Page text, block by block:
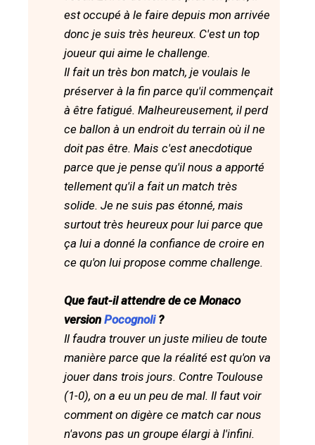
est occupé à le faire depuis mon arrivée
donc je suis très heureux. C'est un top
joueur qui aime le challenge.
Il fait un très bon match, je voulais le
préserver à la fin parce qu'il commençait
à être fatigué. Malheureusement, il perd
ce ballon à un endroit du terrain où il ne
doit pas être. Mais c'est anecdotique
parce que je pense qu'il nous a apporté
tellement qu'il a fait un match très
solide. Je ne suis pas étonné, mais
surtout très heureux pour lui parce que
ça lui a donné la confiance de croire en
ce qu'on lui propose comme challenge.
Que faut-il attendre de ce Monaco
version Pocognoli?
Il faudra trouver un juste milieu de toute
manière parce que la réalité est qu'on va
jouer dans trois jours. Contre Toulouse
(1-0), on a eu un peu de mal. Il faut voir
comment on digère ce match car nous
n'avons pas un groupe élargi à l'infini.